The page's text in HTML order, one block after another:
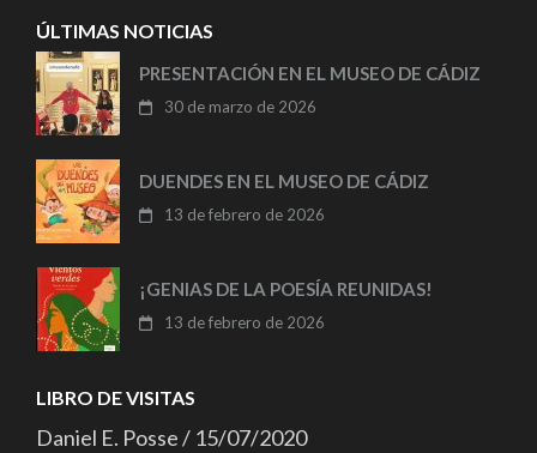
ÚLTIMAS NOTICIAS
PRESENTACIÓN EN EL MUSEO DE CÁDIZ
30 de marzo de 2026
DUENDES EN EL MUSEO DE CÁDIZ
13 de febrero de 2026
¡GENIAS DE LA POESÍA REUNIDAS!
13 de febrero de 2026
LIBRO DE VISITAS
Daniel E. Posse/ 15/07/2020